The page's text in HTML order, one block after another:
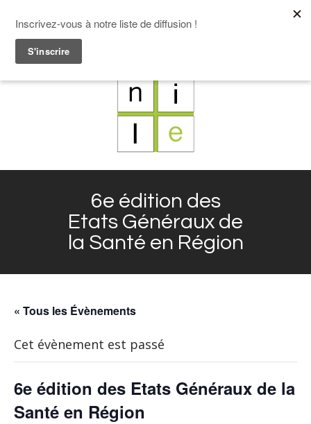
F L X I
6e édition des
Etats Généraux de
la Santé en Région
« Tous les Évènements
Cet évènement est passé
6e édition des Etats Généraux de la
Santé en Région